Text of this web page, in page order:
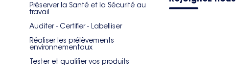
Préserver la Santé et la Sécurité au
travail
Auditer - Certifier - Labelliser
Réaliser les prélèvements
environnementaux
Tester et qualifier vos produits